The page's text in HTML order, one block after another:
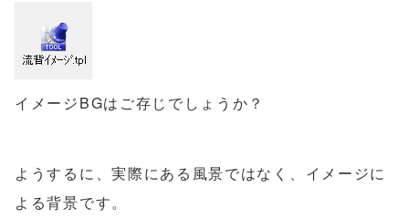
イメージBGはご存じでしょうか？
ようするに、実際にある風景ではなく、イメージに
よる背景です。